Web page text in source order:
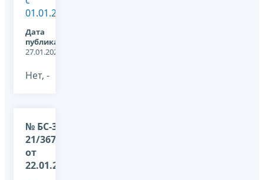
01.01.2026
Дата
публикации:
27.01.2026
Нет, -
№ БС-36-
21/367@
от
22.01.2026